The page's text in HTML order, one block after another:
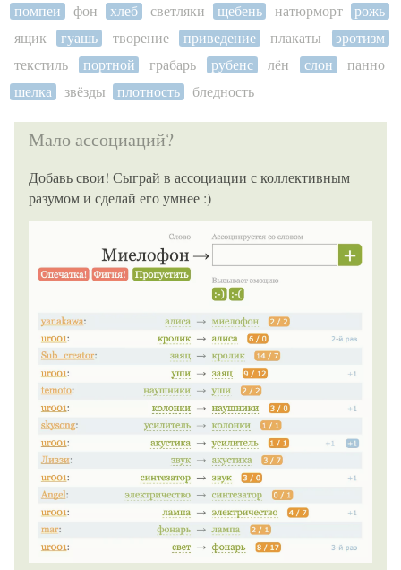
помпеи
фон хлеб светляки щебень натюрморт
рожь
ящик
гуашь творение приведение плакаты
эротизм
текстиль
портной грабарь рубенс лён слон
панно
шелка
звёзды плотность бледность
Мало ассоциаций?
Добавь свои! Сыграй в ассоциации с коллективным
разумом и сделай его умнее :)